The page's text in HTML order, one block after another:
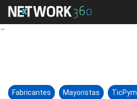
Josep
Fabricantes Mayoristas